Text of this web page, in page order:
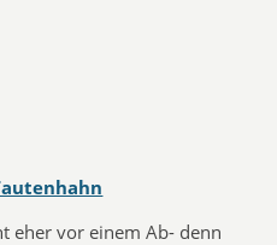
eher vor einem Ab- denn